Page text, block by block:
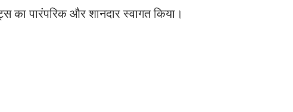
का पारंपरिक और शानदार स्वागत किया।